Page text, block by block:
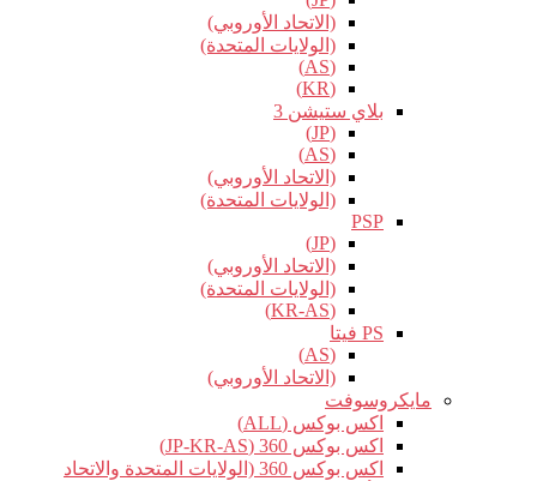
(الاتحاد الأوروبي)
(الولايات المتحدة)
(AS)
(KR)
بلاي ستيشن 3
(JP)
(AS)
(الاتحاد الأوروبي)
(الولايات المتحدة)
PSP
(JP)
(الاتحاد الأوروبي)
(الولايات المتحدة)
(KR-AS)
PS فيتا
(AS)
(الاتحاد الأوروبي)
مايكروسوفت
اكس بوكس (ALL)
اكس بوكس 360 (JP-KR-AS)
اكس بوكس 360 (الولايات المتحدة والاتحاد